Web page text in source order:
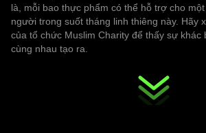
là, mỗi bao thực phẩm có thể hỗ trợ cho
người trong suốt tháng linh thiêng này. Hãy
của tổ chức Muslim Charity để thấy sự khác
cùng nhau tạo ra.